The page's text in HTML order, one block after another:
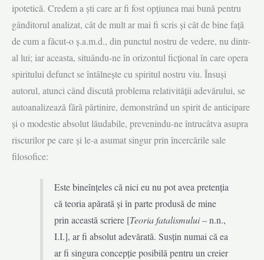
ipo­te­ti­că. Credem a ști care ar fi fost opțiunea mai bună pentru
gânditorul ana­lizat, cât de mult ar mai fi scris și cât de bine față
de cum a făcut-o ș.a.m.d., din punctul nostru de ve­dere, nu dintr-
al lui; iar aceasta, situându-ne în orizontul ficțional în care opera
spi­ritului defunct se întâlnește cu spiritul nostru viu. Însuși
autorul, atunci când discută problema relativității adevărului, se
autoanalizează fără părtinire, de­monstrând un spirit de anticipare
și o modestie absolut lăudabile, prevenindu-ne întrucâtva asupra
riscurilor pe care și le-a asumat singur prin încercările sale
filosofice:
Este bineînțeles că nici eu nu pot avea pretenția
că teoria apărată și în parte produsă de mine
prin această scriere [Teoria fatalismului– n.n.,
I.I.], ar fi absolut adevărată. Susțin numai că ea
ar fi singura concepție posibilă pentru un creier